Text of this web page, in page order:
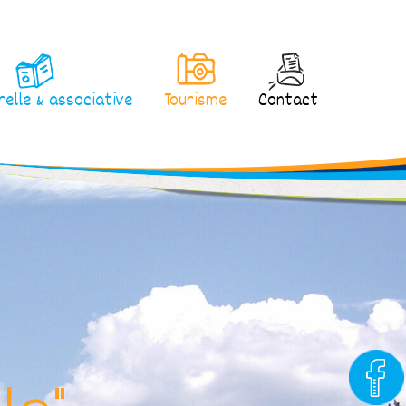
& associative Tourisme Contact